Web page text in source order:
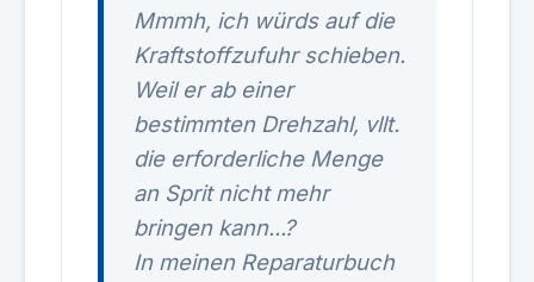
Mmmh, ich würds auf die
Kraftstoffzufuhr schieben.
Weil er ab einer
bestimmten Drehzahl, vllt.
die erforderliche Menge
an Sprit nicht mehr
bringen kann...?
In meinen Reparaturbuch